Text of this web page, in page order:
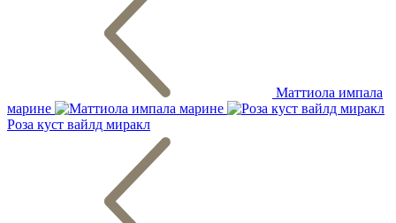
Маттиола импала
марине
Роза куст вайлд миракл